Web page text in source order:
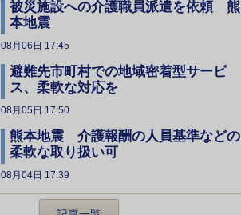
被災施設への介護職員派遣を依頼 熊
本地震
08月06日 17:45
避難先市町村での地域密着型サービ
ス、柔軟な対応を
08月05日 17:50
熊本地震 介護報酬の人員基準などの
柔軟な取り扱い可
08月04日 17:39